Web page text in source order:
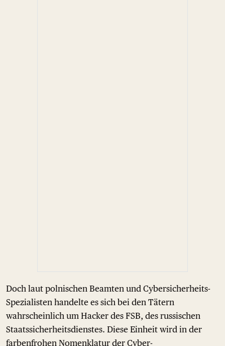
Doch laut polnischen Beamten und Cybersicherheits-
Spezialisten handelte es sich bei den Tätern
wahrscheinlich um Hacker des FSB, des russischen
Staatssicherheitsdienstes. Diese Einheit wird in der
farbenfrohen Nomenklatur der Cyber-